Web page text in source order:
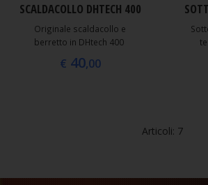
SCALDACOLLO DHTECH 400
Originale scaldacollo e
berretto in DHtech 400
€ 40,00
Articoli: 7